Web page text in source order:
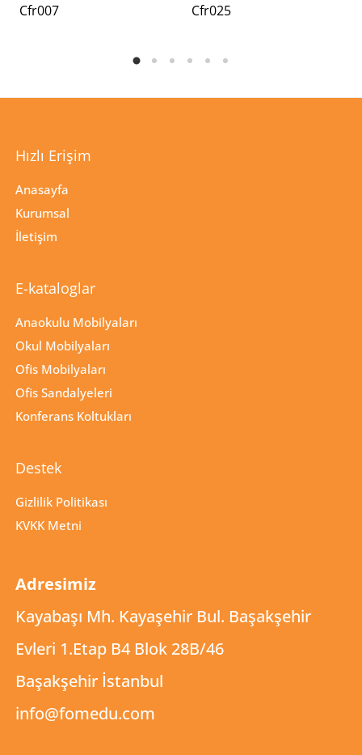
Cfr007 Cfr025
Hızlı Erişim
Anasayfa
Kurumsal
İletişim
E-kataloglar
Anaokulu Mobilyaları
Okul Mobilyaları
Ofis Mobilyaları
Ofis Sandalyeleri
Konferans Koltukları
Destek
Gizlilik Politikası
KVKK Metni
Adresimiz
Kayabaşı Mh. Kayaşehir Bul. Başakşehir
Evleri 1.Etap B4 Blok 28B/46
Başakşehir İstanbul
info@fomedu.com